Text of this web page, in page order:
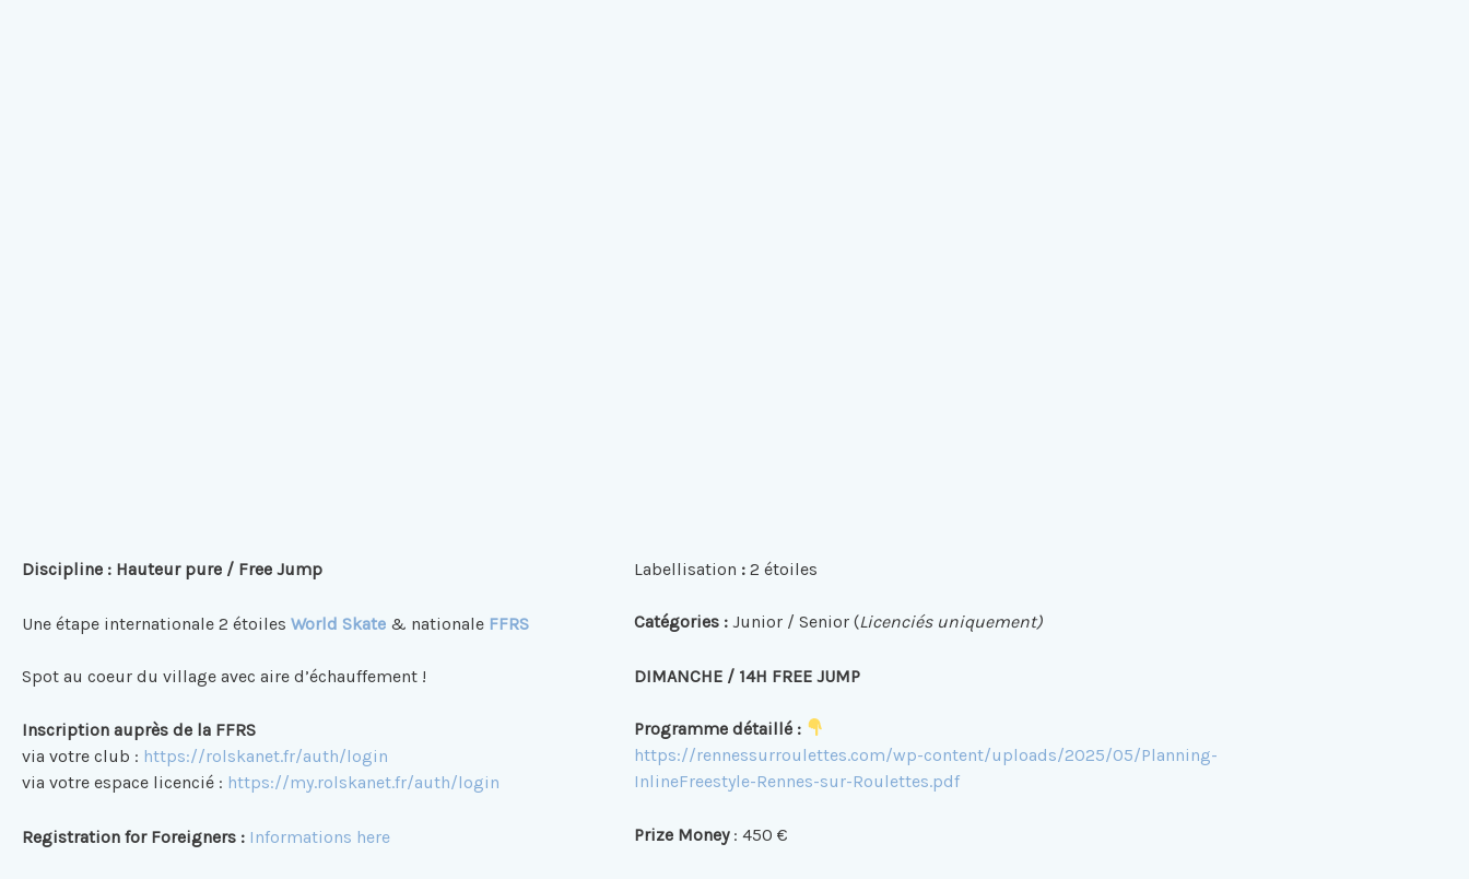
Discipline : Hauteur pure / Free Jump
Une étape internationale 2 étoiles World Skate & nationale FFRS
Spot au coeur du village avec aire d’échauffement !
Inscription auprès de la FFRS
via votre club : https://rolskanet.fr/auth/login
via votre espace licencié : https://my.rolskanet.fr/auth/login
Registration for Foreigners : Informations here
Labellisation : 2 étoiles
Catégories : Junior / Senior (Licenciés uniquement)
DIMANCHE / 14H FREE JUMP
Programme détaillé :
https://rennessurroulettes.com/wp-content/uploads/2025/05/Planning-
InlineFreestyle-Rennes-sur-Roulettes.pdf
Prize Money: 450 €